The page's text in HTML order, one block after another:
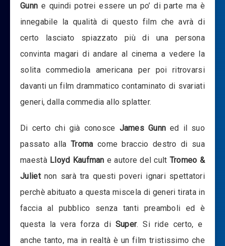
Gunn e quindi potrei essere un po’ di parte ma è
innegabile la qualità di questo film che avrà di
certo lasciato spiazzato più di una persona
convinta magari di andare al cinema a vedere la
solita commediola americana per poi ritrovarsi
davanti un film drammatico contaminato di svariati
generi, dalla commedia allo splatter.
Di certo chi già conosce James Gunn ed il suo
passato allaTroma come braccio destro di sua
maestà Lloyd Kaufman e autore del cult Tromeo &
Julietnon sarà tra questi poveri ignari spettatori
perchè abituato a questa miscela di generi tirata in
faccia al pubblico senza tanti preamboli ed è
questa la vera forza di Super. Si ride certo, e
anche tanto, ma in realtà è un film tristissimo che